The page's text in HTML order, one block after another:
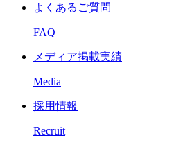
よくあるご質問
FAQ
メディア掲載実績
Media
採用情報
Recruit